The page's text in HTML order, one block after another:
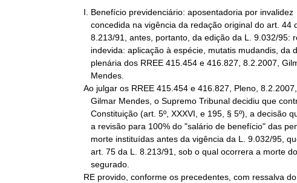
I. Benefício previdenciário: aposentadoria por invalidez
Ao julgar os RREE 415.454 e 416.827, Pleno, 8.2.2007,
RE provido, conforme os precedentes, com ressalva do